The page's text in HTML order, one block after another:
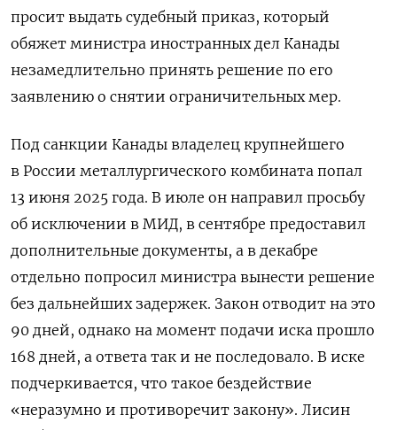
просит выдать судебный приказ, который
обяжет министра иностранных дел Канады
незамедлительно принять решение по его
заявлению о снятии ограничительных мер.
Под санкции Канады владелец крупнейшего
в России металлургического комбината попал
13 июня 2025 года. В июле он направил просьбу
об исключении в МИД, в сентябре предоставил
дополнительные документы, а в декабре
отдельно попросил министра вынести решение
без дальнейших задержек. Закон отводит на это
90 дней, однако на момент подачи иска прошло
168 дней, а ответа так и не последовало. В иске
подчеркивается, что такое бездействие
«неразумно и противоречит закону». Лисин